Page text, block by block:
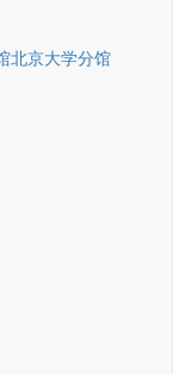
北京大学分馆